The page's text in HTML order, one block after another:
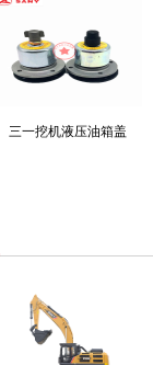
三一挖机液压油箱盖